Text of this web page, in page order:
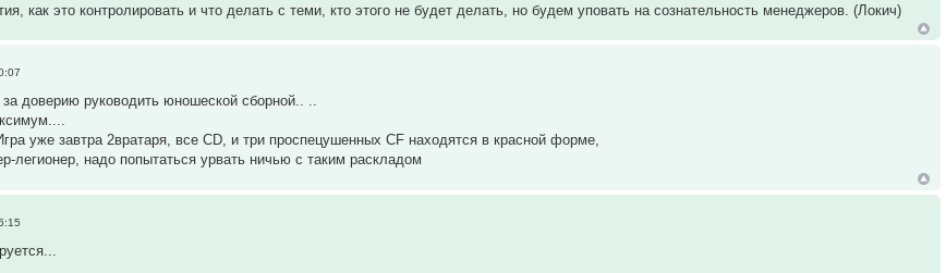
как это контролировать и что делать с теми, кто этого не будет делать, но будем уповать на сознательность менеджеров. (Локич)
доверию руководить юношеской сборной.. ..
уже завтра 2вратаря, всe CD, и три проспецушенных CF находятся в красной форме,
легионер, надо попытаться урвать ничью с таким раскладом